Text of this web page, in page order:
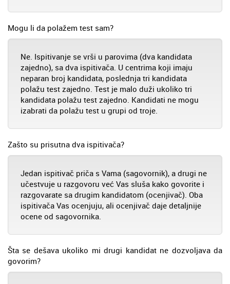
Mogu li da polažem test sam?
Ne. Ispitivanje se vrši u parovima (dva kandidata
zajedno), sa dva ispitivača. U centrima koji imaju
neparan broj kandidata, poslednja tri kandidata
polažu test zajedno. Test je malo duži ukoliko tri
kandidata polažu test zajedno. Kandidati ne mogu
izabrati da polažu test u grupi od troje.
Zašto su prisutna dva ispitivača?
Jedan ispitivač priča s Vama (sagovornik), a drugi ne
učestvuje u razgovoru već Vas sluša kako govorite i
razgovarate sa drugim kandidatom (ocenjivač). Oba
ispitivača Vas ocenjuju, ali ocenjivač daje detaljnije
ocene od sagovornika.
Šta se dešava ukoliko mi drugi kandidat ne dozvoljava da
govorim?